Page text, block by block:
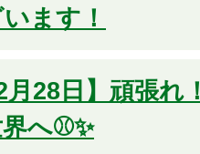
ます！
月28日】頑張れ
へ⚾✨